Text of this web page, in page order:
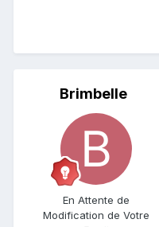
Brimbelle
En Attente de
Modification de Votre